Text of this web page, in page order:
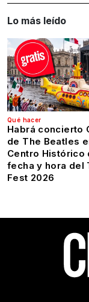
Lo más leído
Qué hacer
Habrá concierto
de The Beatles
Centro Histórico
fecha y hora del
Fest 2026